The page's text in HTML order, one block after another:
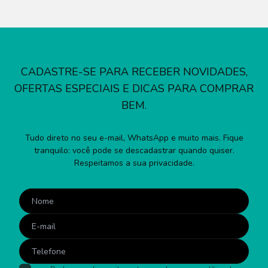
CADASTRE-SE PARA RECEBER NOVIDADES,
OFERTAS ESPECIAIS E DICAS PARA COMPRAR
BEM.
Tudo direto no seu e-mail, WhatsApp e muito mais. Fique
tranquilo: você pode se descadastrar quando quiser.
Respeitamos a sua privacidade.